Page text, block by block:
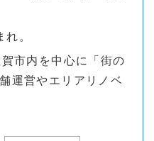
。
市内を中心に「街の
運営やエリアリノベ